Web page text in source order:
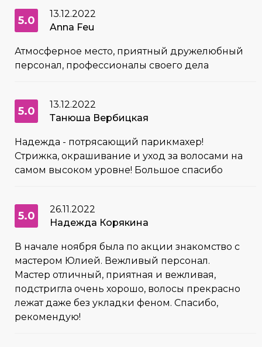
5.0
13.12.2022
Anna Feu
Атмосферное место, приятный дружелюбный
персонал, профессионалы своего дела
5.0
13.12.2022
Танюша Вербицкая
Надежда - потрясающий парикмахер!
Стрижка, окрашивание и уход за волосами на
самом высоком уровне! Большое спасибо
5.0
26.11.2022
Надежда Корякина
В начале ноября была по акции знакомство с
мастером Юлией. Вежливый персонал.
Мастер отличный, приятная и вежливая,
подстригла очень хорошо, волосы прекрасно
лежат даже без укладки феном. Спасибо,
рекомендую!